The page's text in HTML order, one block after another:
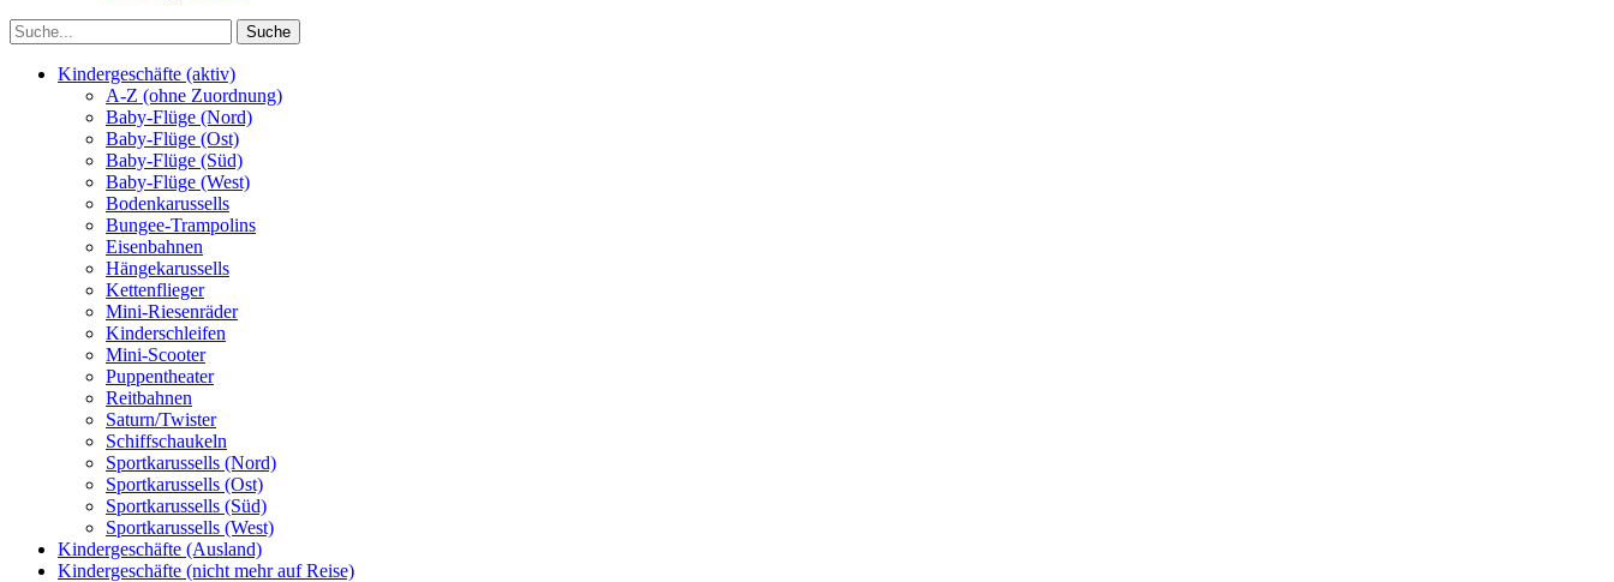
Kindergeschäfte (aktiv)
A-Z (ohne Zuordnung)
Baby-Flüge (Nord)
Baby-Flüge (Ost)
Baby-Flüge (Süd)
Baby-Flüge (West)
Bodenkarussells
Bungee-Trampolins
Eisenbahnen
Hängekarussells
Kettenflieger
Mini-Riesenräder
Kinderschleifen
Mini-Scooter
Puppentheater
Reitbahnen
Saturn/Twister
Schiffschaukeln
Sportkarussells (Nord)
Sportkarussells (Ost)
Sportkarussells (Süd)
Sportkarussells (West)
Kindergeschäfte (Ausland)
Kindergeschäfte (nicht mehr auf Reise)